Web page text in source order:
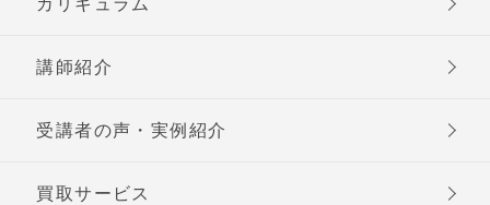
カリキュラム
講師紹介
受講者の声・実例紹介
買取サービス